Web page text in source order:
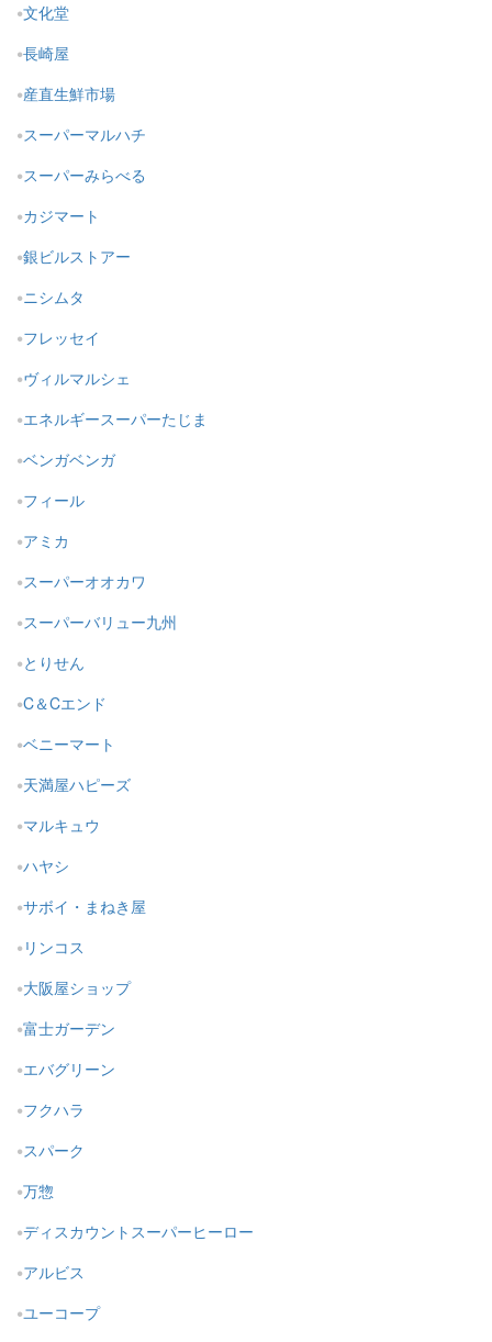
文化堂
長崎屋
産直生鮮市場
スーパーマルハチ
スーパーみらべる
カジマート
銀ビルストアー
ニシムタ
フレッセイ
ヴィルマルシェ
エネルギースーパーたじま
ベンガベンガ
フィール
アミカ
スーパーオオカワ
スーパーバリュー九州
とりせん
C＆Cエンド
ベニーマート
天満屋ハピーズ
マルキュウ
ハヤシ
サボイ・まねき屋
リンコス
大阪屋ショップ
富士ガーデン
エバグリーン
フクハラ
スパーク
万惣
ディスカウントスーパーヒーロー
アルビス
ユーコープ